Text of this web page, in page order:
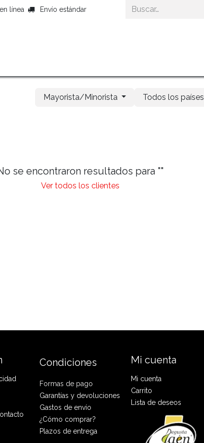
línea Envío estándar
Mayorista/Minorista Todos los países
se encontraron resultados para ""
Ver todos los clientes
Condiciones
Formas de pago
Garantías y devoluciones
Gastos de envío
¿Cómo comprar?
Plazos de entrega
Mi cuenta
Mi cuenta
Carrito
Lista de deseos